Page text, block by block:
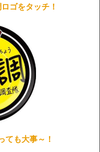
ゴをタッチ！
ても大事～！